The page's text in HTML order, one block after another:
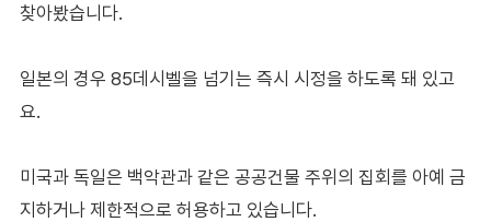
찾아봤습니다.
일본의 경우 85데시벨을 넘기는 즉시 시정을 하도록 돼 있고
요.
미국과 독일은 백악관과 같은 공공건물 주위의 집회를 아예 금
지하거나 제한적으로 허용하고 있습니다.